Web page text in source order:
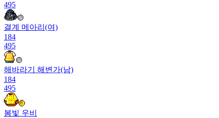
495
결계 메아리(여)
184
495
해바라기 해변가(남)
184
495
봄빛 우비